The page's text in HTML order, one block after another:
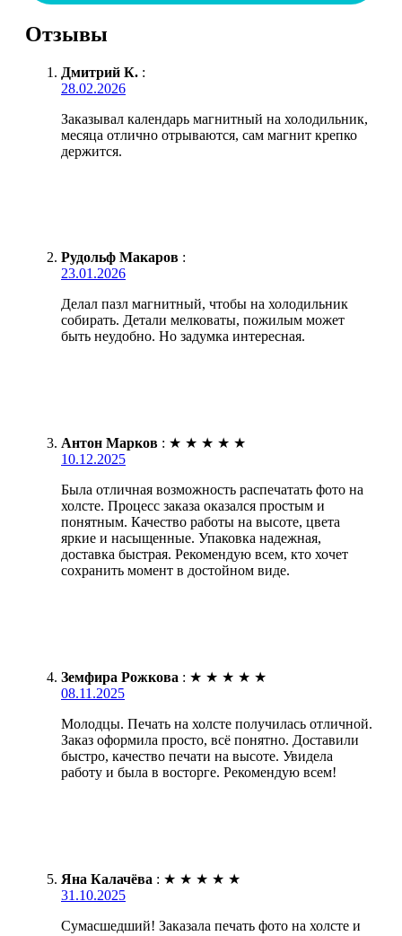
Отзывы
Дмитрий К. :
28.02.2026
Заказывал календарь магнитный на холодильник,
месяца отлично отрываются, сам магнит крепко
держится.
Рудольф Макаров :
23.01.2026
Делал пазл магнитный, чтобы на холодильник
собирать. Детали мелковаты, пожилым может
быть неудобно. Но задумка интересная.
Антон Марков : ★ ★ ★ ★ ★
10.12.2025
Была отличная возможность распечатать фото на
холсте. Процесс заказа оказался простым и
понятным. Качество работы на высоте, цвета
яркие и насыщенные. Упаковка надежная,
доставка быстрая. Рекомендую всем, кто хочет
сохранить момент в достойном виде.
Земфира Рожкова : ★ ★ ★ ★ ★
08.11.2025
Молодцы. Печать на холсте получилась отличной.
Заказ оформила просто, всё понятно. Доставили
быстро, качество печати на высоте. Увидела
работу и была в восторге. Рекомендую всем!
Яна Калачёва : ★ ★ ★ ★ ★
31.10.2025
Сумасшедший! Заказала печать фото на холсте и